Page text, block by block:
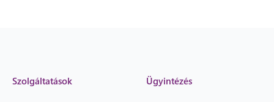
Szolgáltatások Ügyintézés